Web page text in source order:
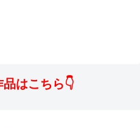
品はこちら👇